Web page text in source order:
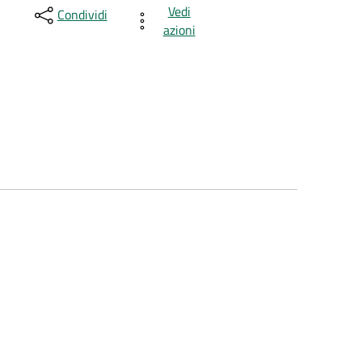
Condividi
Vedi
azioni